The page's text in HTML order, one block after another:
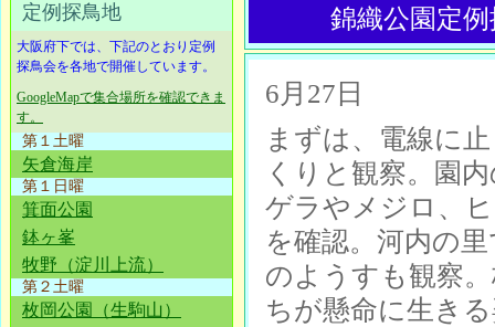
定例探鳥地
大阪府下では、下記のとおり定例
探鳥会を各地で開催しています。
GoogleMapで集合場所を確認できま
す。
第１土曜
矢倉海岸
第１日曜
箕面公園
鉢ヶ峯
牧野（淀川上流）
第２土曜
枚岡公園（生駒山）
錦織公園定
6月27日
まずは、電線に
くりと観察。園
ゲラやメジロ、
を確認。河内の
のようすも観察
ちが懸命に生き